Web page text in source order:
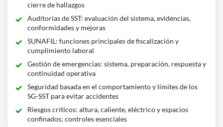
cierre de hallazgos
Auditorías de SST: evaluación del sistema, evidencias,
conformidades y mejoras
SUNAFIL: funciones principales de fiscalización y
cumplimiento laboral
Gestión de emergencias: sistema, preparación, respuesta y
continuidad operativa
Seguridad basada en el comportamiento y límites de los
SG-SST para evitar accidentes
Riesgos críticos: altura, caliente, eléctrico y espacios
confinados; controles esenciales